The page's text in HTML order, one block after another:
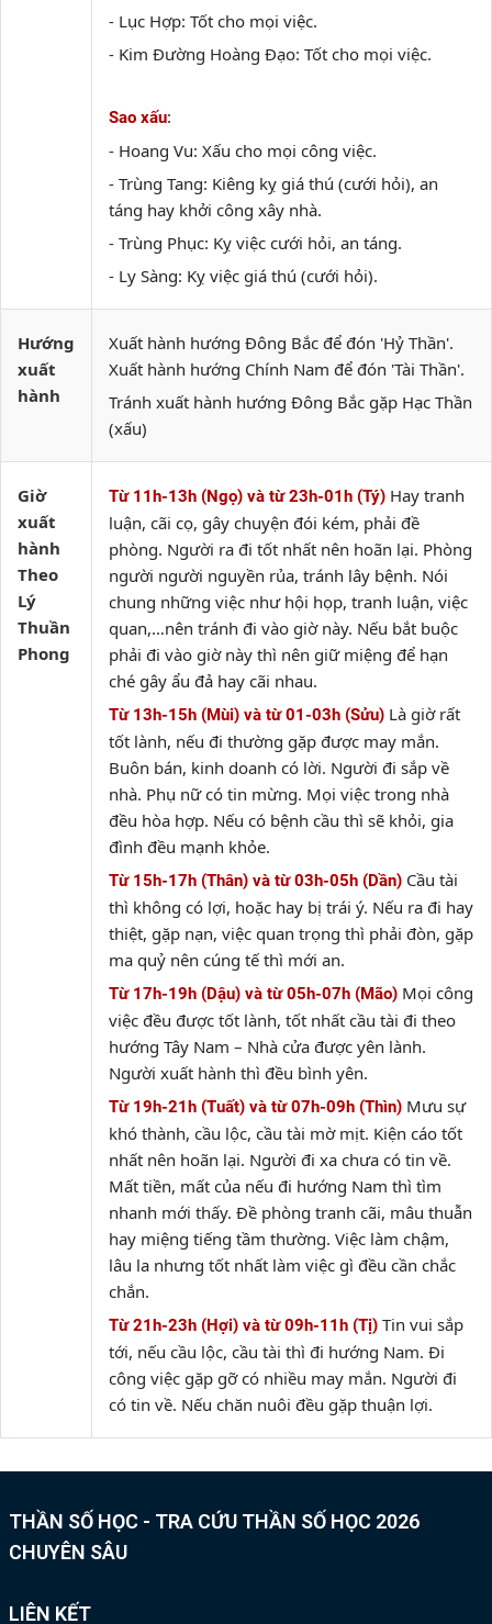
- Lục Hợp: Tốt cho mọi việc.
- Kim Đường Hoàng Đạo: Tốt cho mọi việc.
Sao xấu:
- Hoang Vu: Xấu cho mọi công việc.
- Trùng Tang: Kiêng kỵ giá thú (cưới hỏi), an
táng hay khởi công xây nhà.
- Trùng Phục: Kỵ việc cưới hỏi, an táng.
- Ly Sàng: Kỵ việc giá thú (cưới hỏi).
Hướng
xuất
hành
Xuất hành hướng Đông Bắc để đón 'Hỷ Thần'.
Xuất hành hướng Chính Nam để đón 'Tài Thần'.
Tránh xuất hành hướng Đông Bắc gặp Hạc Thần
(xấu)
Giờ
xuất
hành
Theo
Lý
Thuần
Phong
Từ 11h-13h (Ngọ) và từ 23h-01h (Tý) Hay tranh
luận, cãi cọ, gây chuyện đói kém, phải đề
phòng. Người ra đi tốt nhất nên hoãn lại. Phòng
người người nguyền rủa, tránh lây bệnh. Nói
chung những việc như hội họp, tranh luận, việc
quan,…nên tránh đi vào giờ này. Nếu bắt buộc
phải đi vào giờ này thì nên giữ miệng để hạn
ché gây ẩu đả hay cãi nhau.
Từ 13h-15h (Mùi) và từ 01-03h (Sửu) Là giờ rất
tốt lành, nếu đi thường gặp được may mắn.
Buôn bán, kinh doanh có lời. Người đi sắp về
nhà. Phụ nữ có tin mừng. Mọi việc trong nhà
đều hòa hợp. Nếu có bệnh cầu thì sẽ khỏi, gia
đình đều mạnh khỏe.
Từ 15h-17h (Thân) và từ 03h-05h (Dần) Cầu tài
thì không có lợi, hoặc hay bị trái ý. Nếu ra đi hay
thiệt, gặp nạn, việc quan trọng thì phải đòn, gặp
ma quỷ nên cúng tế thì mới an.
Từ 17h-19h (Dậu) và từ 05h-07h (Mão) Mọi công
việc đều được tốt lành, tốt nhất cầu tài đi theo
hướng Tây Nam – Nhà cửa được yên lành.
Người xuất hành thì đều bình yên.
Từ 19h-21h (Tuất) và từ 07h-09h (Thìn) Mưu sự
khó thành, cầu lộc, cầu tài mờ mịt. Kiện cáo tốt
nhất nên hoãn lại. Người đi xa chưa có tin về.
Mất tiền, mất của nếu đi hướng Nam thì tìm
nhanh mới thấy. Đề phòng tranh cãi, mâu thuẫn
hay miệng tiếng tầm thường. Việc làm chậm,
lâu la nhưng tốt nhất làm việc gì đều cần chắc
chắn.
Từ 21h-23h (Hợi) và từ 09h-11h (Tị) Tin vui sắp
tới, nếu cầu lộc, cầu tài thì đi hướng Nam. Đi
công việc gặp gỡ có nhiều may mắn. Người đi
có tin về. Nếu chăn nuôi đều gặp thuận lợi.
THẦN SỐ HỌC - TRA CỨU THẦN SỐ HỌC 2026
CHUYÊN SÂU
LIÊN KẾT